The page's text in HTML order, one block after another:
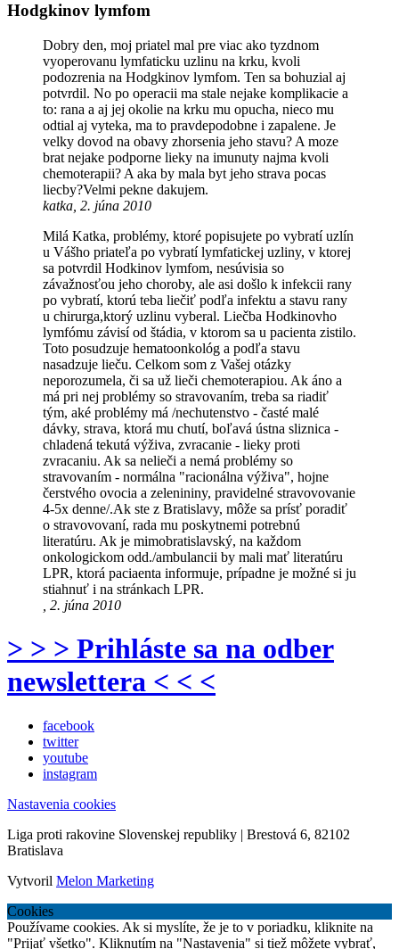
Hodgkinov lymfom
Dobry den, moj priatel mal pre viac ako tyzdnom
vyoperovanu lymfaticku uzlinu na krku, kvoli
podozrenia na Hodgkinov lymfom. Ten sa bohuzial aj
potvrdil. No po operacii ma stale nejake komplikacie a
to: rana a aj jej okolie na krku mu opucha, nieco mu
odtial aj vyteka, ma to pravdepodobne i zapalene. Je
velky dovod na obavy zhorsenia jeho stavu? A moze
brat nejake podporne lieky na imunuty najma kvoli
chemoterapii? A aka by mala byt jeho strava pocas
liecby?Velmi pekne dakujem.
katka, 2. júna 2010
Milá Katka, problémy, ktoré popisujete po vybratí uzlín
u Vášho priateľa po vybratí lymfatickej uzliny, v ktorej
sa potvrdil Hodkinov lymfom, nesúvisia so
závažnosťou jeho choroby, ale asi došlo k infekcii rany
po vybratí, ktorú teba liečiť podľa infektu a stavu rany
u chirurga,ktorý uzlinu vyberal. Liečba Hodkinovho
lymfómu závisí od štádia, v ktorom sa u pacienta zistilo.
Toto posudzuje hematoonkológ a podľa stavu
nasadzuje lieču. Celkom som z Vašej otázky
neporozumela, či sa už lieči chemoterapiou. Ak áno a
má pri nej problémy so stravovaním, treba sa riadiť
tým, aké problémy má /nechutenstvo - časté malé
dávky, strava, ktorá mu chutí, boľavá ústna sliznica -
chladená tekutá výživa, zvracanie - lieky proti
zvracaniu. Ak sa nelieči a nemá problémy so
stravovaním - normálna "racionálna výživa", hojne
čerstvého ovocia a zelenininy, pravidelné stravovovanie
4-5x denne/.Ak ste z Bratislavy, môže sa prísť poradiť
o stravovovaní, rada mu poskytnemi potrebnú
literatúru. Ak je mimobratislavský, na každom
onkologickom odd./ambulancii by mali mať literatúru
LPR, ktorá paciaenta informuje, prípadne je možné si ju
stiahnuť i na stránkach LPR.
, 2. júna 2010
> > > Prihláste sa na odber
newslettera < < <
facebook
twitter
youtube
instagram
Nastavenia cookies
Liga proti rakovine Slovenskej republiky | Brestová 6, 82102
Bratislava
Vytvoril Melon Marketing
Cookies
Používame cookies. Ak si myslíte, že je to v poriadku, kliknite na
"Prijať všetko". Kliknutím na "Nastavenia" si tiež môžete vybrať,